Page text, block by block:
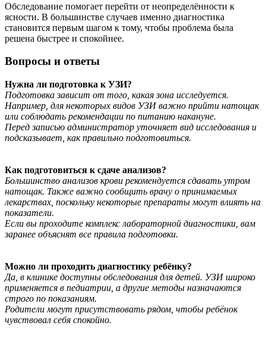
Обследование помогает перейти от неопределённости к
ясности. В большинстве случаев именно диагностика
становится первым шагом к тому, чтобы проблема была
решена быстрее и спокойнее.
Вопросы и ответы
Нужна ли подготовка к УЗИ?
Подготовка зависит от того, какая зона исследуется.
Например, для некоторых видов УЗИ важно прийти натощак
или соблюдать рекомендации по питанию накануне.
Перед записью администратор уточняет вид исследования и
подсказывает, как правильно подготовиться.
Как подготовиться к сдаче анализов?
Большинство анализов крови рекомендуется сдавать утром
натощак. Также важно сообщить врачу о принимаемых
лекарствах, поскольку некоторые препараты могут влиять на
показатели.
Если вы проходите комплекс лабораторной диагностики, вам
заранее объяснят все правила подготовки.
Можно ли проходить диагностику ребёнку?
Да, в клинике доступны обследования для детей. УЗИ широко
применяется в педиатрии, а другие методы назначаются
строго по показаниям.
Родители могут присутствовать рядом, чтобы ребёнок
чувствовал себя спокойно.